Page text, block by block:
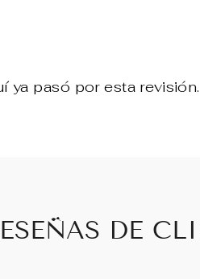
ya pasó por esta revisión.
DE